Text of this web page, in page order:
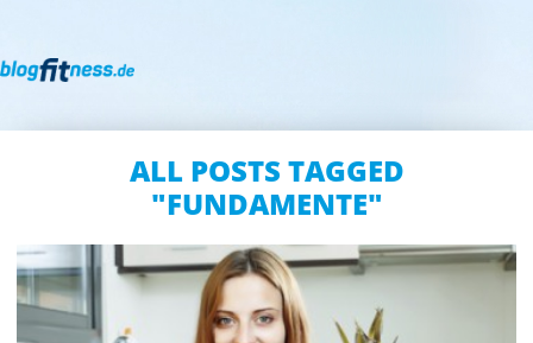
ALL POSTS TAGGED
"FUNDAMENTE"